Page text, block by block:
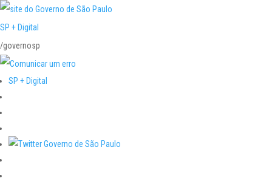
SP + Digital
/governosp
SP + Digital